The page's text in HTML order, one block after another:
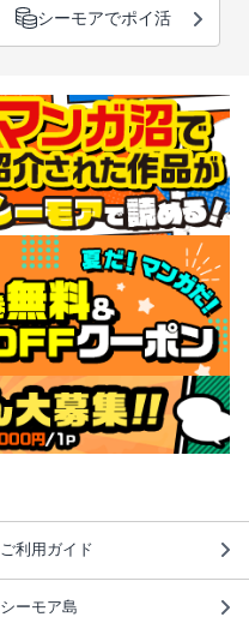
シーモアでポイ活
ご利用ガイド
シーモア島